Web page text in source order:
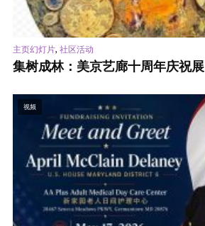
主页幻灯片, 社区活动
集树成林：美京艺廊十周年庆祝展
视频